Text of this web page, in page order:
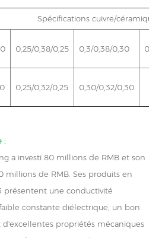
Spécifications cuivre/
0,25/0,38/0,25 0,3/0,38/0,30
0,25/0,32/0,25 0,30/0,32/0,30
:
a investi 80 millions de RMB et son
millions de RMB. Ses produits en
présentent une conductivité
constante diélectrique, un bon
d'excellentes propriétés mécaniques